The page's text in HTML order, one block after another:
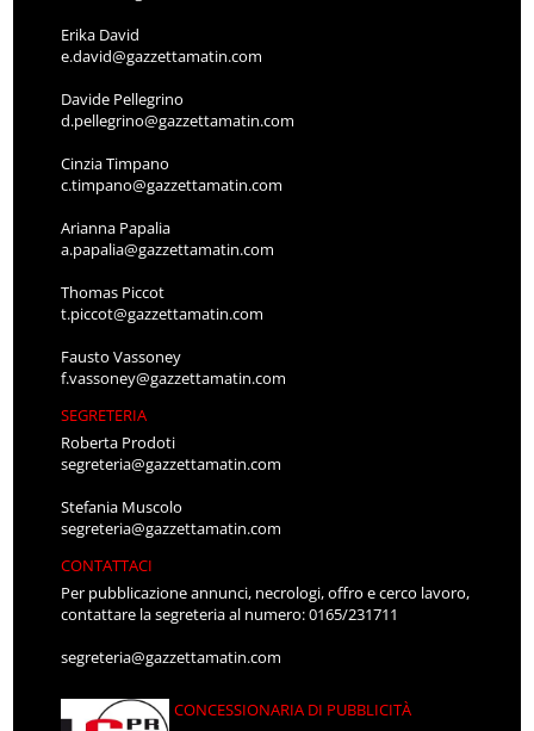
Erika David
e.david@gazzettamatin.com
Davide Pellegrino
d.pellegrino@gazzettamatin.com
Cinzia Timpano
c.timpano@gazzettamatin.com
Arianna Papalia
a.papalia@gazzettamatin.com
Thomas Piccot
t.piccot@gazzettamatin.com
Fausto Vassoney
f.vassoney@gazzettamatin.com
SEGRETERIA
Roberta Prodoti
segreteria@gazzettamatin.com
Stefania Muscolo
segreteria@gazzettamatin.com
CONTATTACI
Per pubblicazione annunci, necrologi, offro e cerco lavoro,
contattare la segreteria al numero: 0165/231711
segreteria@gazzettamatin.com
CONCESSIONARIA DI PUBBLICITÀ